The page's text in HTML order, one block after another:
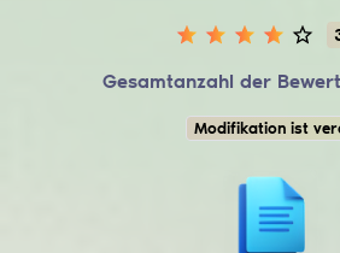
Gesamtanzahl der
Modifikation ist